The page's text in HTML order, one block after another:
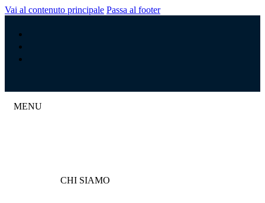
Vai al contenuto principale Passa al footer
MENU
CHI SIAMO